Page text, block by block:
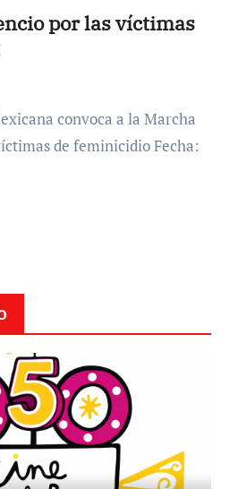
por las víctimas
de feminicidio Fecha: